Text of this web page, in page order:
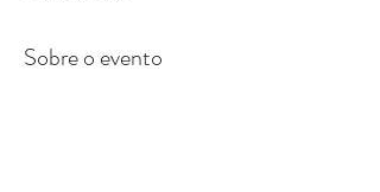
Sobre o evento